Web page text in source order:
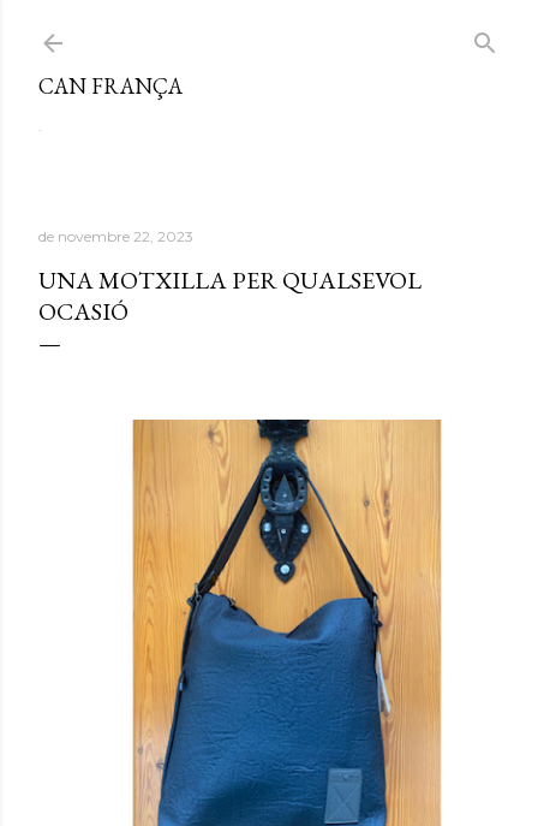
CAN FRANÇA
.
de novembre 22, 2023
UNA MOTXILLA PER QUALSEVOL
OCASIÓ